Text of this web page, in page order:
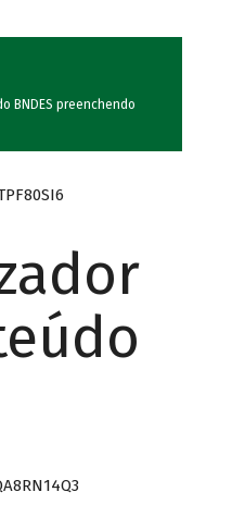
BNDES preenchendo